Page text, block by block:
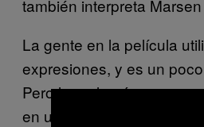
también interpreta
La gente en la película
expresiones, y es un
Pero la regla número uno
en un ambiente alegre y